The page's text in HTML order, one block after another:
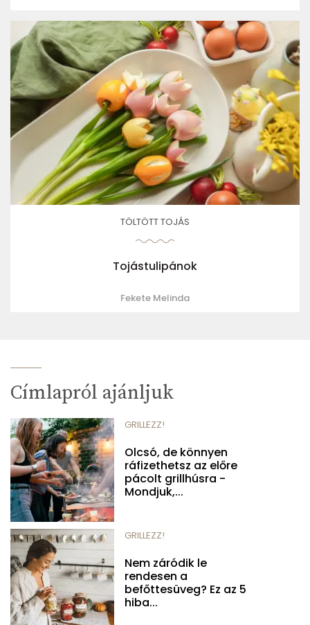
TÖLTÖTT TOJÁS
Tojástulipánok
Fekete Melinda
Címlapról ajánljuk
GRILLEZZ!
Olcsó, de könnyen
ráfizethetsz az előre
pácolt grillhúsra -
Mondjuk,...
GRILLEZZ!
Nem záródik le
rendesen a
befőttesüveg? Ez az 5
hiba...